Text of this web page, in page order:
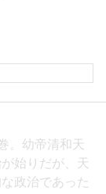
。幼帝清和天
始りだが、天
政治であった